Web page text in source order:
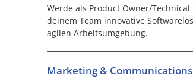
Werde als Product Owner/
deinem Team innovative
agilen Arbeitsumgebung.
Marketing &